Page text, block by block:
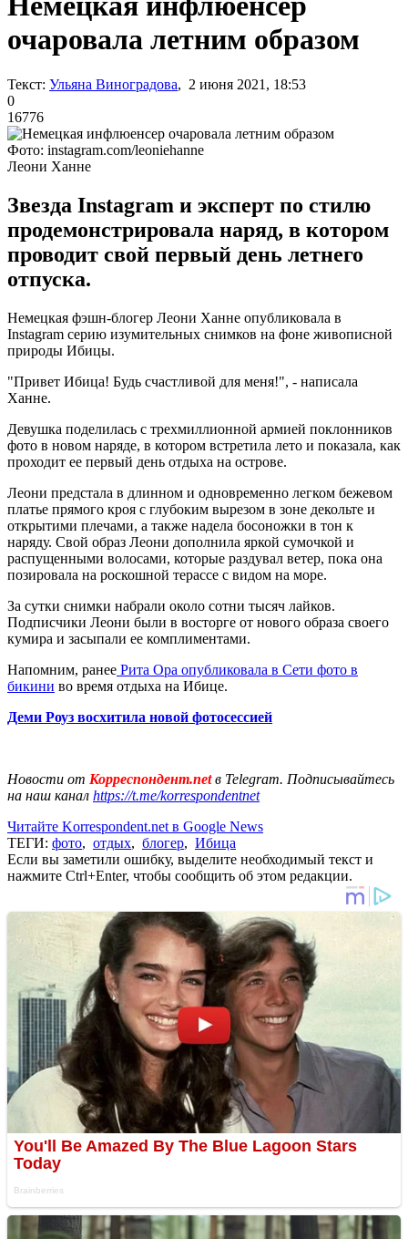
очаровала летним образом
Текст: Ульяна Виноградова, 2 июня 2021, 18:53
0
16776
Фото: instagram.com/leoniehanne
Леони Ханне
Звезда Instagram и эксперт по стилю
продемонстрировала наряд, в котором
проводит свой первый день летнего
отпуска.
Немецкая фэшн-блогер Леони Ханне опубликовала в
Instagram серию изумительных снимков на фоне живописной
природы Ибицы.
"Привет Ибица! Будь счастливой для меня!", - написала
Ханне.
Девушка поделилась с трехмиллионной армией поклонников
фото в новом наряде, в котором встретила лето и показала, как
проходит ее первый день отдыха на острове.
Леони предстала в длинном и одновременно легком бежевом
платье прямого кроя с глубоким вырезом в зоне декольте и
открытими плечами, а также надела босоножки в тон к
наряду. Свой образ Леони дополнила яркой сумочкой и
распущенными волосами, которые раздувал ветер, пока она
позировала на роскошной терассе с видом на море.
За сутки снимки набрали около сотни тысяч лайков.
Подписчики Леони были в восторге от нового образа своего
кумира и засыпали ее комплиментами.
Напомним, ранее Рита Ора опубликовала в Сети фото в
бикини во время отдыха на Ибице.
Деми Роуз восхитила новой фотосессией
Новости от Корреспондент.netв Telegram. Подписывайтесь
на наш канал https://t.me/korrespondentnet
Читайте Korrespondent.net в Google News
ТЕГИ: фото, отдых, блогер, Ибица
Если вы заметили ошибку, выделите необходимый текст и
нажмите Ctrl+Enter, чтобы сообщить об этом редакции.